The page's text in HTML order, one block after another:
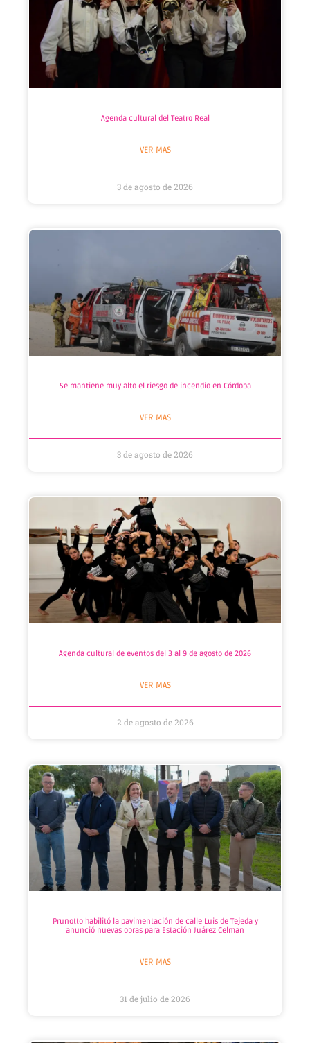
Agenda cultural del Teatro Real
VER MAS
3 de agosto de 2026
Se mantiene muy alto el riesgo de incendio en Córdoba
VER MAS
3 de agosto de 2026
Agenda cultural de eventos del 3 al 9 de agosto de 2026
VER MAS
2 de agosto de 2026
Prunotto habilitó la pavimentación de calle Luis de Tejeda y
anunció nuevas obras para Estación Juárez Celman
VER MAS
31 de julio de 2026